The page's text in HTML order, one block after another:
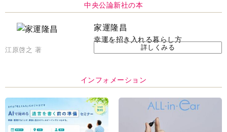
中央公論新社の本
家運隆昌
幸運を招き入れる暮らし方
江原啓之 著 詳しくみる
インフォメーション